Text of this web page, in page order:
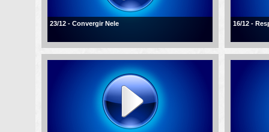
23/12 - Convergir Nele 16/12 -